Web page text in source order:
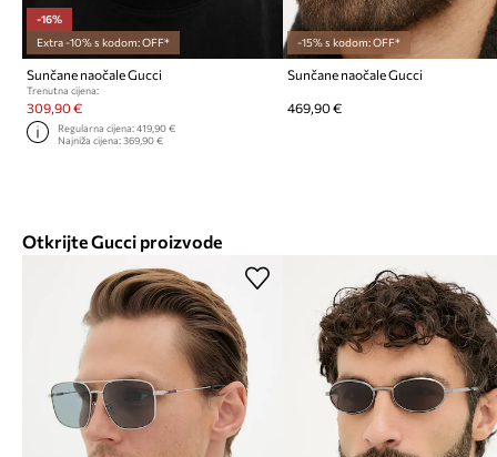
-16%
Extra -10% s kodom: OFF*
Sunčane naočale Gucci
Trenutna cijena:
309,90 €
Regularna cijena:419,90 €
Najniža cijena:369,90 €
-15% s kodom: OFF*
Sunčane naočale Gucci
469,90 €
Otkrijte Gucci proizvode